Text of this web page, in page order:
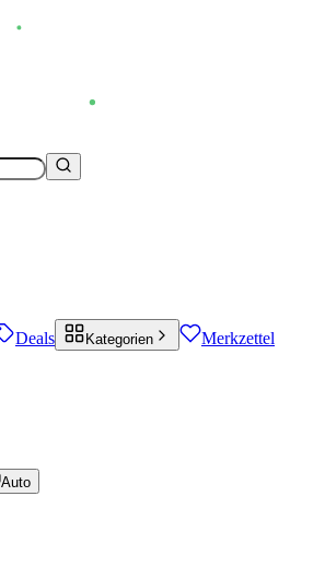
Deals Kategorien Merkzettel
Auto